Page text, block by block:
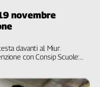
novembre
davanti al Miur.
con Consip Scuole: